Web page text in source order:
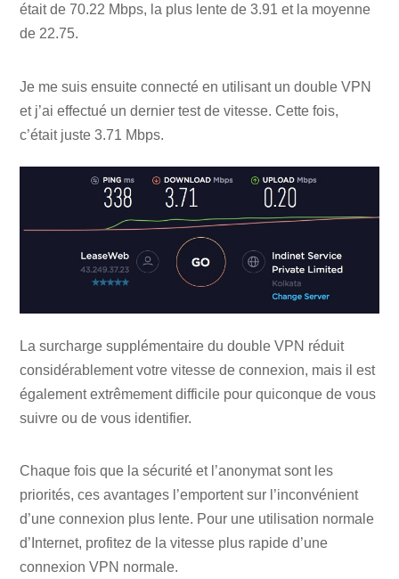
était de 70.22 Mbps, la plus lente de 3.91 et la moyenne
de 22.75.
Je me suis ensuite connecté en utilisant un double VPN
et j’ai effectué un dernier test de vitesse. Cette fois,
c’était juste 3.71 Mbps.
La surcharge supplémentaire du double VPN réduit
considérablement votre vitesse de connexion, mais il est
également extrêmement difficile pour quiconque de vous
suivre ou de vous identifier.
Chaque fois que la sécurité et l’anonymat sont les
priorités, ces avantages l’emportent sur l’inconvénient
d’une connexion plus lente. Pour une utilisation normale
d’Internet, profitez de la vitesse plus rapide d’une
connexion VPN normale.